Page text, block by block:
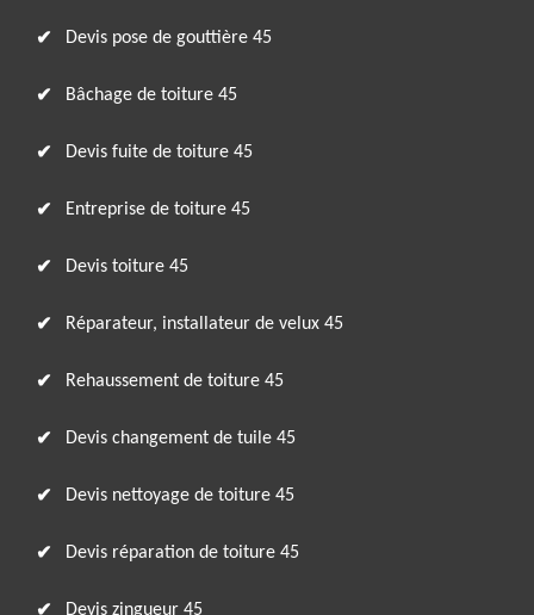
Devis pose de gouttière 45
Bâchage de toiture 45
Devis fuite de toiture 45
Entreprise de toiture 45
Devis toiture 45
Réparateur, installateur de velux 45
Rehaussement de toiture 45
Devis changement de tuile 45
Devis nettoyage de toiture 45
Devis réparation de toiture 45
Devis zingueur 45